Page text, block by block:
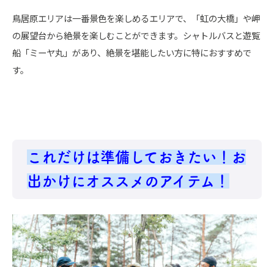
鳥居原エリアは一番景色を楽しめるエリアで、「虹の大橋」や岬
の展望台から絶景を楽しむことができます。シャトルバスと遊覧
船「ミーヤ丸」があり、絶景を堪能したい方に特におすすめで
す。
これだけは準備しておきたい！お
出かけにオススメのアイテム！